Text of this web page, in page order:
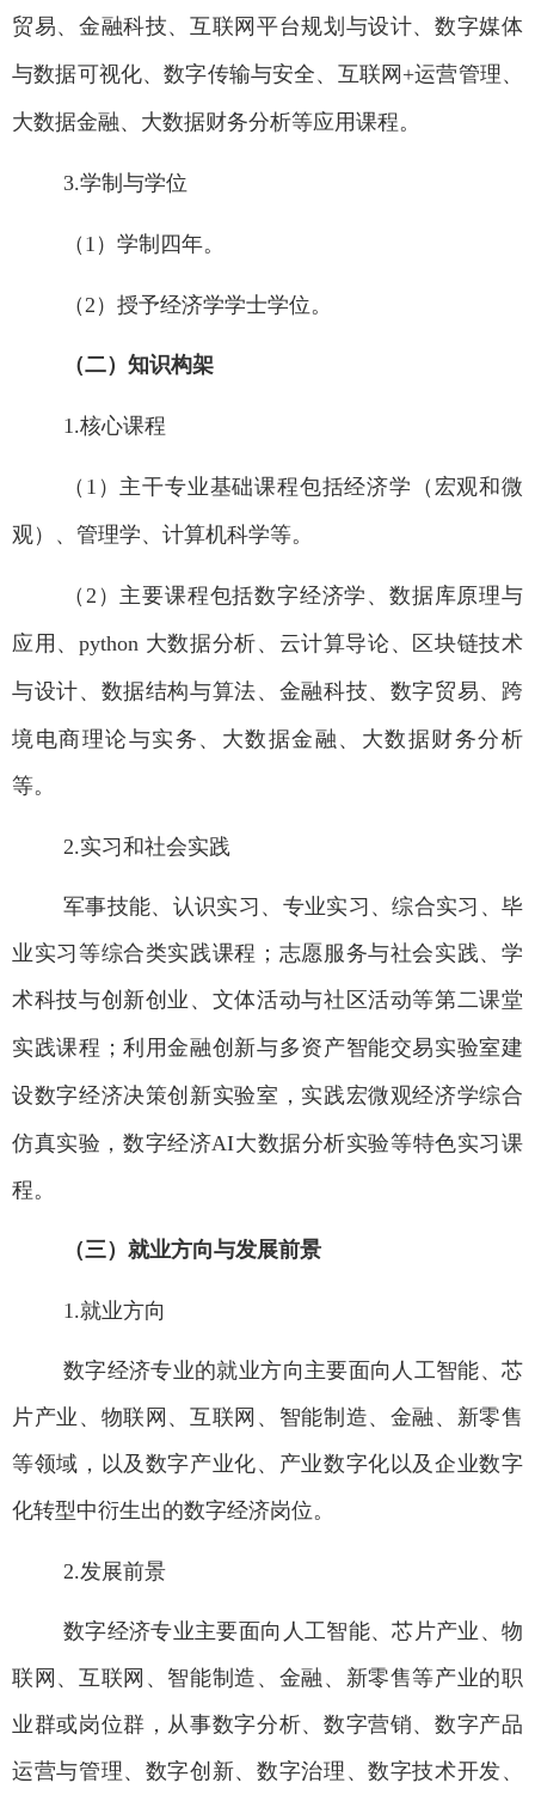
贸易、金融科技、互联网平台规划与设计、数字媒体
与数据可视化、数字传输与安全、互联网+运营管理、
大数据金融、大数据财务分析等应用课程。
3.学制与学位
（1 ）学制四年。
（2 ）授予经济学学士学位。
（二）知识构架
1.核心课程
（1 ）主干专业基础课程包括经济学（宏观和微
观）、管理学、 计算机科学等。
（2 ）主要课程包括数字经济学、数据库原理与
应用、 python 大数据分析、云计算导论、区块链技术
与设计、数据结构与算法、金融科技、数字贸易、跨
境电商理论与实务、大数据金融、大数据财务分析
等。
2.实习和社会实践
军事技能、认识实习、专业实习、综合实习、毕
业实习等综合类实践课程；志愿服务与社会实践、学
术科技与创新创业、文体活动与社区活动等第二课堂
实践课程； 利用金融创新与多资产智能交易实验室建
设数字经济决策创新实验室，实践宏微观经济学综合
仿真实验，数字经济AI大数据分析实验等特色实习课
程。
（三）就业方向与发展前景
1.就业方向
数字经济专业的就业方向主要面向人工智能、芯
片产业、物联网、互联网、智能制造、金融、新零售
等领域， 以及数字产业化、产业数字化以及企业数字
化转型中衍生出的数字经济岗位。
2.发展前景
数字经济专业主要面向人工智能、芯片产业、物
联网、互联网、智能制造、金融、新零售等产业的职
业群或岗位群，从事数字分析、数字营销、数字产品
运营与管理、数字创新、数字治理、数字技术开发、